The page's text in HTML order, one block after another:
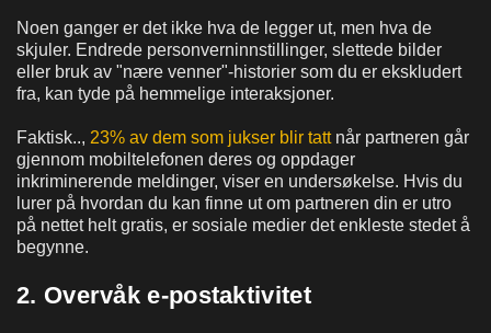
Noen ganger er det ikke hva de legger ut, men hva de
skjuler. Endrede personverninnstillinger, slettede bilder
eller bruk av "nære venner"-historier som du er ekskludert
fra, kan tyde på hemmelige interaksjoner.
Faktisk.., 23% av dem som jukser blir tattnår partneren går
gjennom mobiltelefonen deres og oppdager
inkriminerende meldinger, viser en undersøkelse. Hvis du
lurer på hvordan du kan finne ut om partneren din er utro
på nettet helt gratis, er sosiale medier det enkleste stedet å
begynne.
2. Overvåk e-postaktivitet